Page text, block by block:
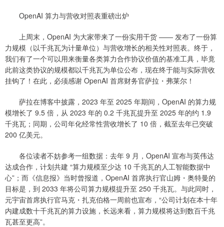
OpenAI 算力与营收对照表重磅出炉
上周末，OpenAI 为大家带来了一份实用干货 —— 发布了一份算
力规模（以千兆瓦为计量单位）与营收增长的相关性对照表。终于，
我们有了一个可以用来衡量各类算力合作协议价值的基准工具，毕竟
此前这类协议的规模都以千兆瓦为单位公布，现在终于能与实际营收
挂钩了！在此，必须感谢 OpenAI 首席财务官萨拉・弗莱尔！
萨拉在博客中披露，2023 年至 2025 年期间，OpenAI 的算力规
模增长了 9.5 倍，从 2023 年的 0.2 千兆瓦提升至 2025 年的约 1.9
千兆瓦；同期，公司年化经常性营收增长了 10 倍，截至去年已突破
200 亿美元。
各位读者不妨参考一组数据：去年 9 月，OpenAI 宣布与英伟达
达成合作，计划共建 “算力规模至少达 10 千兆瓦的人工智能数据中
心”；而《信息报》当时曾报道，OpenAI 首席执行官山姆・奥特曼的
目标是，到 2033 年将公司算力规模提升至 250 千兆瓦。与此同时，
元宇宙首席执行官马克・扎克伯格一周前也宣布，“公司计划在本十年
内建成数十千兆瓦的算力设施，长远来看，算力规模将达到数百千兆
瓦甚至更高”。